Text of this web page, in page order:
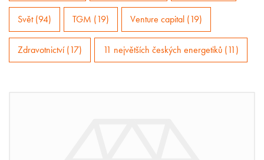
Svět (94) TGM (19) Venture capital (19)
Zdravotnictví (17) 11 největších českých energetiků (11)